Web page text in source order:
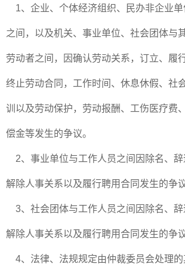
1、企业、个体经济组织、民办非企业单
之间，以及机关、事业单位、社会团体与
劳动者之间，因确认劳动关系，订立、履
终止劳动合同，工作时间、休息休假、社
训以及劳动保护，劳动报酬、工伤医疗费
偿金等发生的争议。
2、事业单位与工作人员之间因除名、
解除人事关系以及履行聘用合同发生的争
3、社会团体与工作人员之间因除名、
解除人事关系以及履行聘用合同发生的争
4、法律、法规规定由仲裁委员会处理的